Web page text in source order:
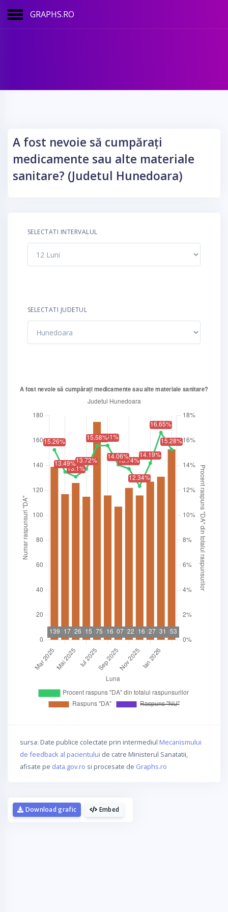
GRAPHS.RO
A fost nevoie să cumpărați
medicamente sau alte materiale
sanitare? (Judetul Hunedoara)
SELECTATI INTERVALUL
SELECTATI JUDETUL
sursa: Date publice colectate prin intermediul Mecanismului
de feedback al pacientului de catre Ministerul Sanatatii,
afisate pe data.gov.ro si procesate de Graphs.ro
Embed
Download grafic